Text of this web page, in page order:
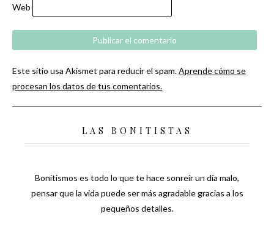
Web
Este sitio usa Akismet para reducir el spam.Aprende cómo se
procesan los datos de tus comentarios.
LAS BONITISTAS
Bonitismos es todo lo que te hace sonreír un día malo,
pensar que la vida puede ser más agradable gracias a los
pequeños detalles.